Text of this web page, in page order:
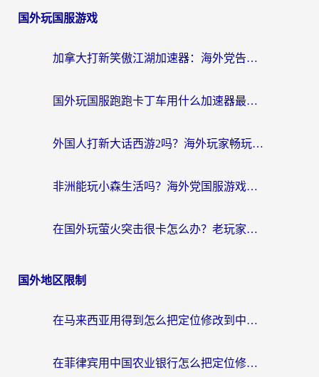
国外玩国服游戏
加拿大打新笑傲江湖加速器：海外党告别延迟卡顿的实用指南
国外玩国服跑跑卡丁车用什么加速器最好？2026真实玩家亲测避坑指南
外国人打新大话西游2吗？海外玩家畅玩国服游戏的终极加速器指南
非洲能玩小森生活吗？海外党国服游戏加速器终极指南（附阿根廷CF手游帕斯卡契约解决方案）
在国外玩萤火突击很卡怎么办？老玩家亲测有效的加速器选择指南
国外地区限制
在马来西亚用得到怎么把定位修改到中国国内？留学生亲测有效的追剧看片攻略
在菲律宾用中国农业银行怎么把定位修改到中国国内？海外华人必看的数字生活解决方案